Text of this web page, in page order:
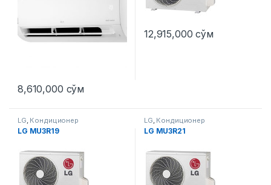
8,610,000 сўм
12,915,000сўм
LG Кондиционер
LG MU3R19
LG Кондиционер
LG MU3R21